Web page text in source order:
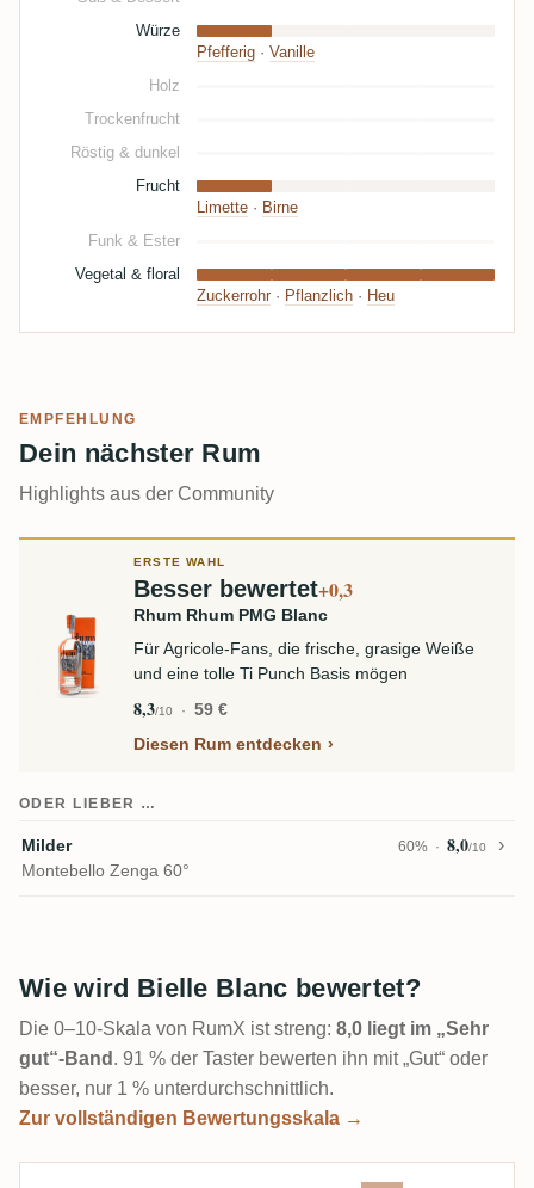
Würze
Pfefferig · Vanille
Holz
Trockenfrucht
Röstig & dunkel
Frucht
Limette · Birne
Funk & Ester
Vegetal & floral
Zuckerrohr · Pflanzlich · Heu
EMPFEHLUNG
Dein nächster Rum
Highlights aus der Community
ERSTE WAHL
Besser bewertet+0,3
Rhum Rhum PMG Blanc
Für Agricole-Fans, die frische, grasige Weiße
und eine tolle Ti Punch Basis mögen
8,3/10
59 €
Diesen Rum entdecken
ODER LIEBER …
Milder 60% 8,0/10
Montebello Zenga 60°
Wie wird Bielle Blanc bewertet?
Die 0–10-Skala von RumX ist streng: 8,0 liegt im „Sehr
gut“-Band . 91 % der Taster bewerten ihn mit „Gut“ oder
besser, nur 1 % unterdurchschnittlich.
Zur vollständigen Bewertungsskala →